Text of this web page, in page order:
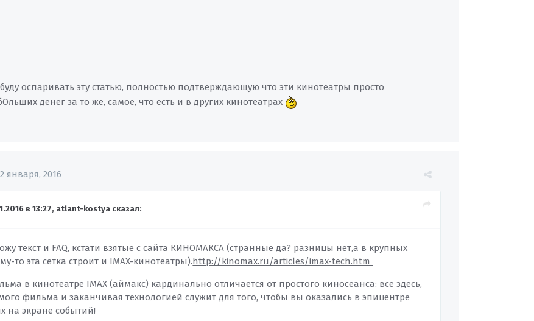
буду оспаривать эту статью, полностью подтверждающую что эти кинотеатры просто
денег за то же, самое, что есть и в других кинотеатрах
2 января, 2016
в 13:27, atlant-kostya сказал:
текст и FAQ, кстати взятые с сайта КИНОМАКСА (странные да? разницы нет,а в крупных
то эта сетка строит и IMAX-кинотеатры).http://kinomax.ru/articles/imax-tech.htm
в кинотеатре IMAX (аймакс) кардинально отличается от простого киносеанса: все здесь,
фильма и заканчивая технологией служит для того, чтобы вы оказались в эпицентре
на экране событий!